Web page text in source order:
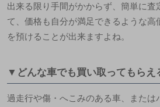
出来る限り手間がかからず、簡単に査
て、価格も自分が満足できるような高
を預けることが出来ますよね。
▼どんな車でも買い取ってもらえ
過走行や傷・へこみのある車、または